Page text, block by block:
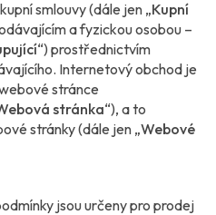
smlouvy (dále jen „Kupní
a fyzickou osobou –
“) prostřednictvím
Internetový obchod je
stránce
stránka“), a to
stránky (dále jen „Webové
jsou určeny pro prodej